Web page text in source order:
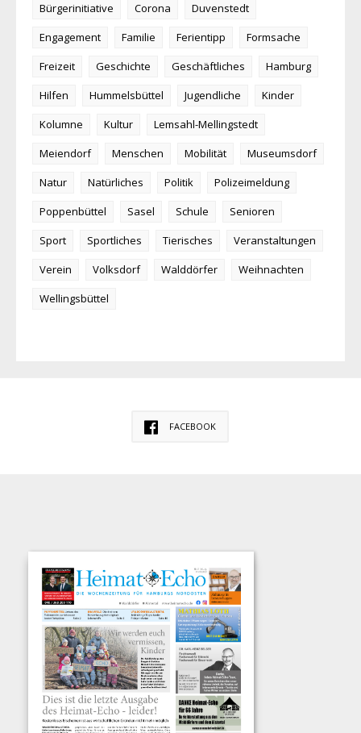
Bürgerinitiative
Corona
Duvenstedt
Engagement
Familie Ferientipp
Formsache
Freizeit
Geschichte Geschäftliches
Hamburg
Hilfen
Hummelsbüttel Jugendliche
Kinder
Kolumne
Kultur
Lemsahl-Mellingstedt
Meiendorf
Menschen Mobilität
Museumsdorf
Natur
Natürliches Politik
Polizeimeldung
Poppenbüttel
Sasel Schule
Senioren
Sport
Sportliches Tierisches
Veranstaltungen
Verein
Volksdorf Walddörfer
Weihnachten
Wellingsbüttel
FACEBOOK